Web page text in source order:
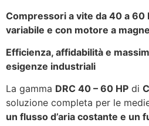
Compressori a vite da 40 a 60
variabile e con motore a
Efficienza, affidabilità e
esigenze industriali
La gamma DRC 40 – 60 HP di
soluzione completa per le
un flusso d’aria costante e un